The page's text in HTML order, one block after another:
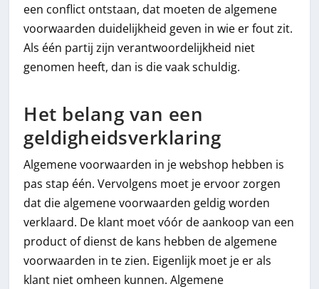
een conflict ontstaan, dat moeten de algemene
voorwaarden duidelijkheid geven in wie er fout zit.
Als één partij zijn verantwoordelijkheid niet
genomen heeft, dan is die vaak schuldig.
Het belang van een
geldigheidsverklaring
Algemene voorwaarden in je webshop hebben is
pas stap één. Vervolgens moet je ervoor zorgen
dat die algemene voorwaarden geldig worden
verklaard. De klant moet vóór de aankoop van een
product of dienst de kans hebben de algemene
voorwaarden in te zien. Eigenlijk moet je er als
klant niet omheen kunnen. Algemene